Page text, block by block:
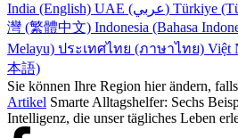
India (English)
UAE (عربي) Türkiye
灣 (繁體中文) Indonesia (Bahasa
Melayu) ประเทศไทย (ภาษาไทย) Việt
本語)
Sie können Ihre Region hier ändern,
Artikel Smarte Alltagshelfer: Sechs
Intelligenz, die unser tägliches Leben